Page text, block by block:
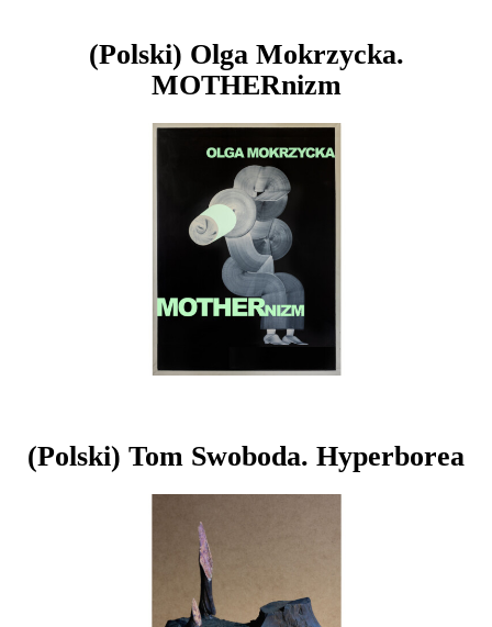
(Polski) Olga Mokrzycka.
MOTHERnizm
(Polski) Tom Swoboda. Hyperborea